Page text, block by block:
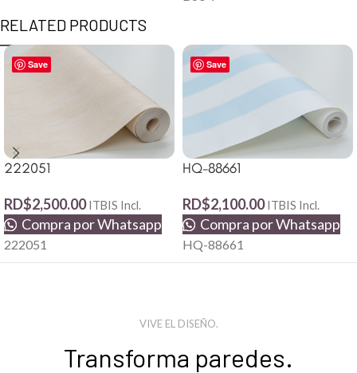
RELATED PRODUCTS
Save
222051
RD$2,500.00 ITBIS Incl.
Compra por Whatsapp
222051
Save
HQ-88661
RD$2,100.00 ITBIS Incl.
Compra por Whatsapp
HQ-88661
VIVE EL DISEÑO.
Transforma paredes.